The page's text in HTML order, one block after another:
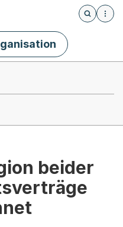
Öffnet
beider